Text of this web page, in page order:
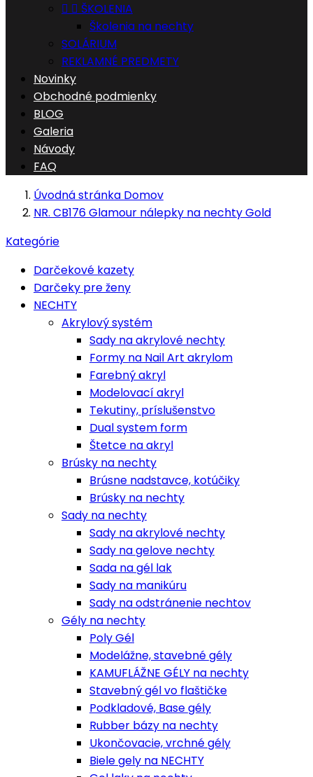
  ŠKOLENIA
Školenia na nechty
SOLÁRIUM
REKLAMNÉ PREDMETY
Novinky
Obchodné podmienky
BLOG
Galeria
Návody
FAQ
Úvodná stránka Domov
NR. CB176 Glamour nálepky na nechty Gold
Kategórie
Darčekové kazety
Darčeky pre ženy
NECHTY
Akrylový systém
Sady na akrylové nechty
Formy na Nail Art akrylom
Farebný akryl
Modelovací akryl
Tekutiny, príslušenstvo
Dual system form
Štetce na akryl
Brúsky na nechty
Brúsne nadstavce, kotúčiky
Brúsky na nechty
Sady na nechty
Sady na akrylové nechty
Sady na gelove nechty
Sada na gél lak
Sady na manikúru
Sady na odstránenie nechtov
Gély na nechty
Poly Gél
Modelážne, stavebné gély
KAMUFLÁŽNE GÉLY na nechty
Stavebný gél vo flaštičke
Podkladové, Base gély
Rubber bázy na nechty
Ukončovacie, vrchné gély
Biele gely na NECHTY